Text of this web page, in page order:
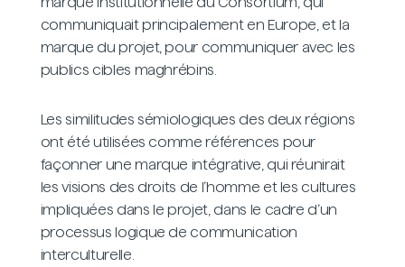
communiquait principalement en Europe, et la
marque du projet, pour communiquer avec les
publics cibles maghrébins.
Les similitudes sémiologiques des deux régions
ont été utilisées comme références pour
façonner une marque intégrative, qui réunirait
les visions des droits de l’homme et les cultures
impliquées dans le projet, dans le cadre d’un
processus logique de communication
interculturelle.